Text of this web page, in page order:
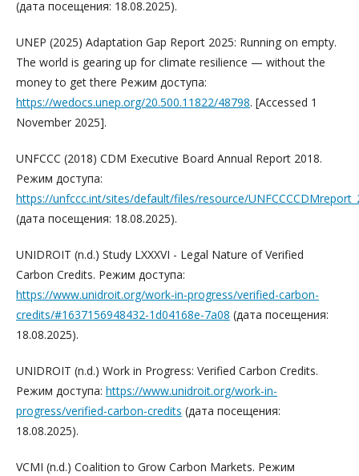
(дата посещения: 18.08.2025).
UNEP (2025) Adaptation Gap Report 2025: Running on empty.
The world is gearing up for climate resilience — without the
money to get there Режим доступа:
https://wedocs.unep.org/20.500.11822/48798. [Accessed 1
November 2025].
UNFCCC (2018) CDM Executive Board Annual Report 2018.
Режим доступа:
https://unfccc.int/sites/default/files/resource/
(дата посещения: 18.08.2025).
UNIDROIT (n.d.) Study LXXXVI - Legal Nature of Verified
Carbon Credits. Режим доступа:
https://www.unidroit.org/work-in-progress/verified-carbon-
credits/#1637156948432-1d04168e-7a08 (дата посещения:
18.08.2025).
UNIDROIT (n.d.) Work in Progress: Verified Carbon Credits.
Режим доступа: https://www.unidroit.org/work-in-
progress/verified-carbon-credits (дата посещения:
18.08.2025).
VCMI (n.d.) Coalition to Grow Carbon Markets. Режим